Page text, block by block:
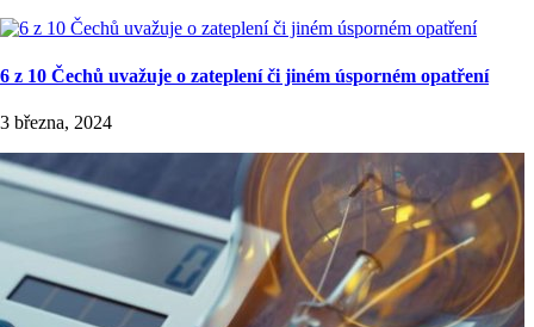
6 z 10 Čechů uvažuje o zateplení či jiném úsporném opatření
3 března, 2024